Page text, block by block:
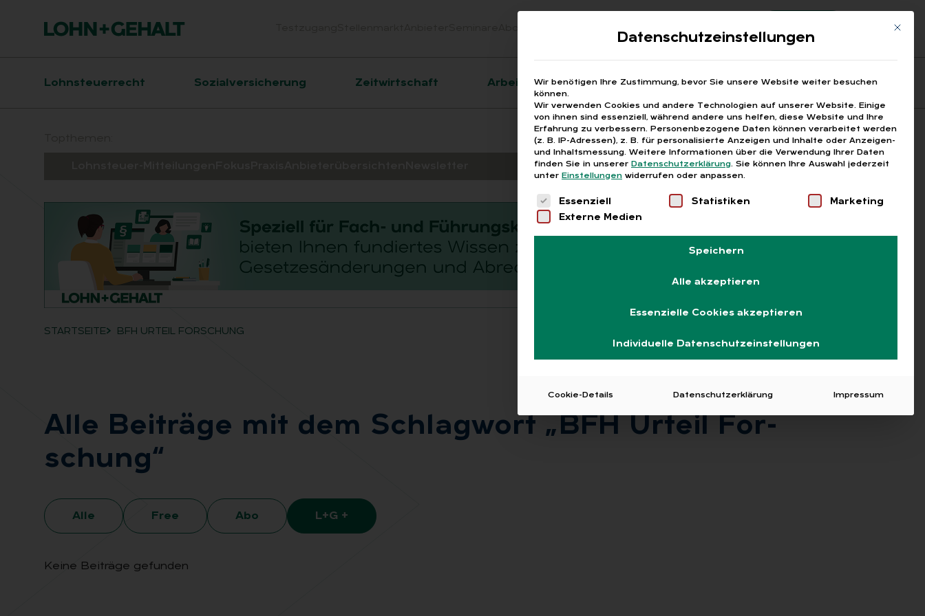
Suchen
Registrierung
Hauptnavigation
Lohnsteuerrecht Sozialversicherung Zeitwirtschaft Arbeitsrecht Fragen aus den ARGEn Printausgaben
Breadcrumb-Navigation
STARTSEITE BFH URTEIL FORSCHUNG
Alle Bei­trä­ge mit dem Schlag­wort „BFH Ur­teil For­
schung“
Alle Free Abo L+G +
Keine Beiträge gefunden
Mit
Datenschutzeinstellungen
Wir benötigen Ihre Zustimmung, bevor Sie unsere Website weiter besuchen
können.
Wir verwenden Cookies und andere Technologien auf unserer Website. Einige
von ihnen sind essenziell, während andere uns helfen, diese Website und Ihre
Erfahrung zu verbessern. Personenbezogene Daten können verarbeitet werden
(z. B. IP-Adressen), z. B. für personalisierte Anzeigen und Inhalte oder Anzeigen-
und Inhaltsmessung. Weitere Informationen über die Verwendung Ihrer Daten
finden Sie in unserer Datenschutzerklärung. Sie können Ihre Auswahl jederzeit
unter Einstellungen widerrufen oder anpassen.
Es folgt eine Liste der Service-Gruppen, für die eine
Essenziell Statistiken
Marketing
Externe Medien
Speichern
Alle akzeptieren
Essenzielle Cookies akzeptieren
Individuelle Datenschutzeinstellungen
Cookie-Details Datenschutzerklärung Impressum